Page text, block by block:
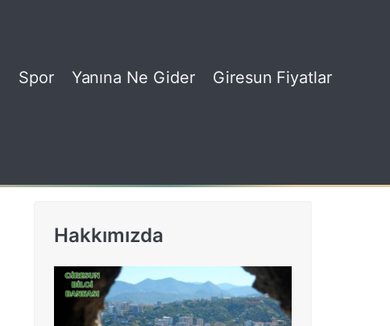
Spor Yanına Ne Gider Giresun Fiyatlar
Hakkımızda